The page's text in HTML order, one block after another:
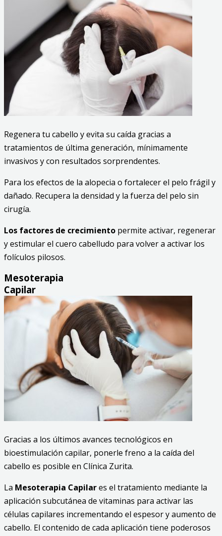
Regenera tu cabello y evita su caída gracias a
tratamientos de última generación, mínimamente
invasivos y con resultados sorprendentes.
Para los efectos de la alopecia o fortalecer el pelo frágil y
dañado. Recupera la densidad y la fuerza del pelo sin
cirugía.
Los factores de crecimiento permite activar, regenerar
y estimular el cuero cabelludo para volver a activar los
folículos pilosos.
Mesoterapia
Capilar
Gracias a los últimos avances tecnológicos en
bioestimulación capilar, ponerle freno a la caída del
cabello es posible en Clínica Zurita.
La Mesoterapia Capilares el tratamiento mediante la
aplicación subcutánea de vitaminas para activar las
células capilares incrementando el espesor y aumento de
cabello. El contenido de cada aplicación tiene poderosos